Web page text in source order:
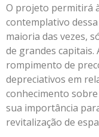
O projeto permitirá
contemplativo
maioria das vezes,
de grandes
rompimento de
depreciativos em
conhecimento
sua importância
revitalização de